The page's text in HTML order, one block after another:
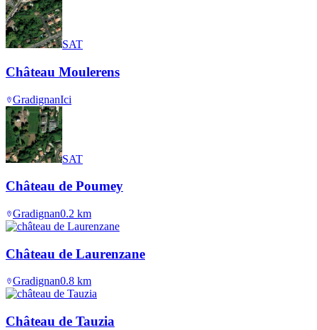
SAT
Château Moulerens
GradignanIci
SAT
Château de Poumey
Gradignan0.2 km
Château de Laurenzane
Gradignan0.8 km
Château de Tauzia